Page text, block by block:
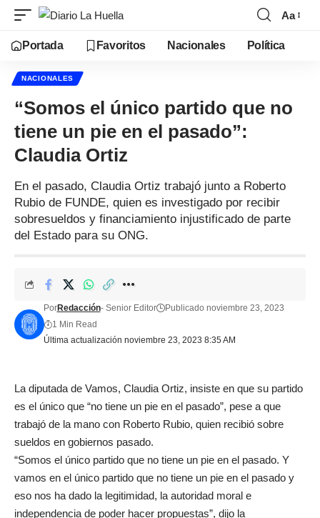
Aa
Portada Favoritos Nacionales Política
NACIONALES
“Somos el único partido que no
tiene un pie en el pasado”:
Claudia Ortiz
En el pasado, Claudia Ortiz trabajó junto a Roberto
Rubio de FUNDE, quien es investigado por recibir
sobresueldos y financiamiento injustificado de parte
del Estado para su ONG.
Última actualización noviembre 23, 2023 8:35 AM
PorRedacción- Senior Editor
Publicado noviembre 23, 2023
1 Min Read
La diputada de Vamos, Claudia Ortiz, insiste en que su partido
es el único que “no tiene un pie en el pasado”, pese a que
trabajó de la mano con Roberto Rubio, quien recibió sobre
sueldos en gobiernos pasado.
“Somos el único partido que no tiene un pie en el pasado. Y
vamos en el único partido que no tiene un pie en el pasado y
eso nos ha dado la legitimidad, la autoridad moral e
independencia de poder hacer propuestas”, dijo la